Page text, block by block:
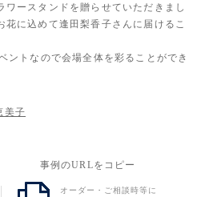
ワースタンドを贈らせていただきまし
花に込めて逢田梨香子さんに届けるこ
ントなので会場全体を彩ることができ
美子
事例のURLをコピー
オーダー・ご相談時等に